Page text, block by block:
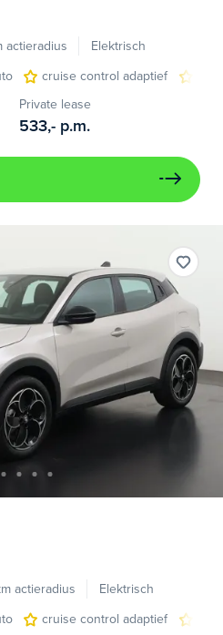
actieradius
Elektrisch
cruise control adaptief
Private lease
533,- p.m.
actieradius
Elektrisch
cruise control adaptief